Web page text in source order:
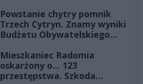
Powstanie chytry pomnik
Trzech Cytryn. Znamy wyniki
Budżetu Obywatelskiego
Mieszkaniec Radomia
oskarżony o... 123
przestępstwa. Szkoda